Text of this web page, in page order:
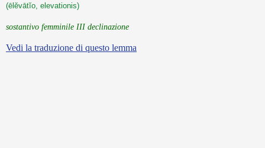
(ēlĕvātĭo, elevationis)
sostantivo femminile III declinazione
Vedi la traduzione di questo lemma